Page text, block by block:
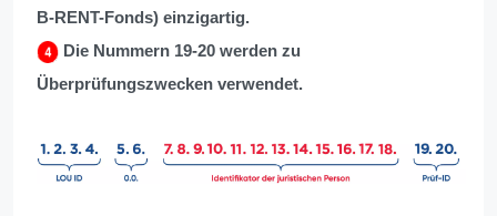
B-RENT-Fonds) einzigartig.
Die Nummern 19-20 werden zu
Überprüfungszwecken verwendet.